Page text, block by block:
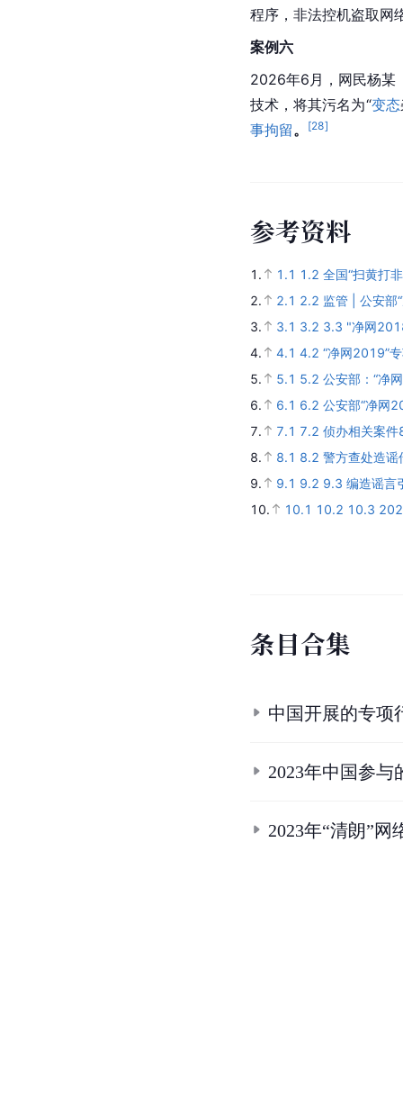
程序，非法控机盗取网
案例六
2026年6月，网民杨某
技术，将其污名为“变态
事拘留。 [28]
参考资料
1. 1.1 1.2 全国“扫黄打
2.
2.1 2.2 监管 | 公安部
3.
3.1 3.2 3.3 "净网
4.
4.1 4.2 “净网2019”
5.
5.1 5.2 公安部：“净
6.
6.1 6.2 公安部“净网
7.
7.1 7.2 侦办相关案件
8.
8.1 8.2 警方查处造
9.
9.1 9.2 9.3 编造谣言
10.
10.1 10.2 10.3
条目合集
中国开展的专项
2023年中国参与
2023年“清朗”网